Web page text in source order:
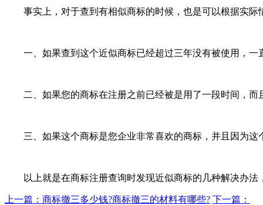
事实上，对于查到有相似商标的时候，也是可以根据实际
一、如果查到这个近似商标已经超过三年没有被使用，一
二、如果您的商标在注册之前已经被是用了一段时间，而
三、如果这个商标是您企业非常喜欢的商标，并且因为这
以上就是在商标注册查询时发现近似商标的几种解决办法
上一篇：商标撤三多少钱?商标撤三的材料有哪些? 下一篇：